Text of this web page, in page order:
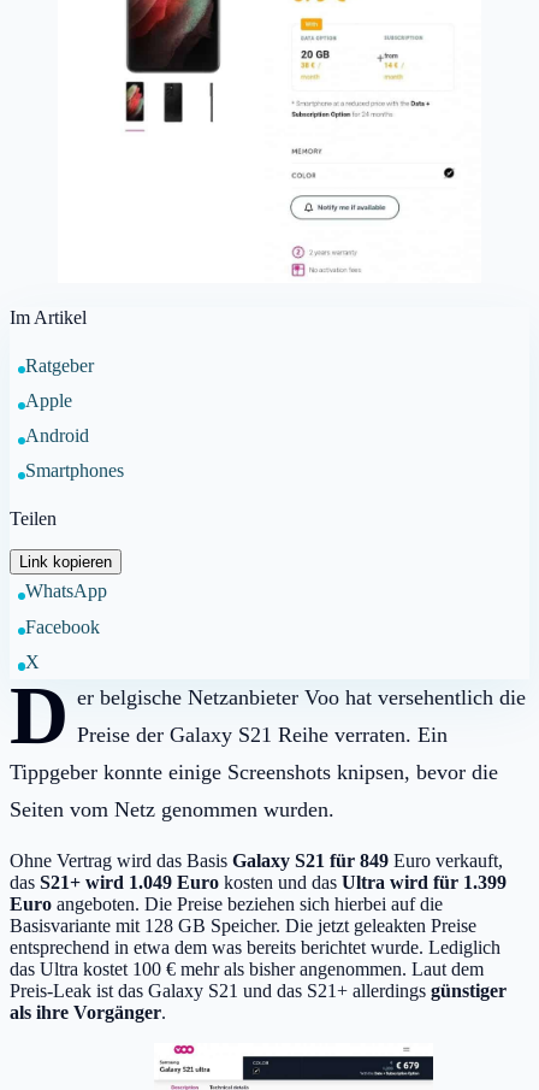
Im Artikel
Ratgeber
Apple
Android
Smartphones
Teilen
Link kopieren
WhatsApp
Facebook
X
D er belgische Netzanbieter Voo hat versehentlich die
Preise der Galaxy S21 Reihe verraten. Ein
Tippgeber konnte einige Screenshots knipsen, bevor die
Seiten vom Netz genommen wurden.
Ohne Vertrag wird das Basis Galaxy S21 für 849 Euro verkauft,
das S21+ wird 1.049 Euro kosten und das Ultra wird für 1.399
Euro angeboten. Die Preise beziehen sich hierbei auf die
Basisvariante mit 128 GB Speicher. Die jetzt geleakten Preise
entsprechend in etwa dem was bereits berichtet wurde. Lediglich
das Ultra kostet 100 € mehr als bisher angenommen. Laut dem
Preis-Leak ist das Galaxy S21 und das S21+ allerdings günstiger
als ihre Vorgänger.